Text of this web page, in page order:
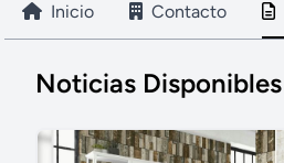
Inicio Contacto
Noticias Disponibles